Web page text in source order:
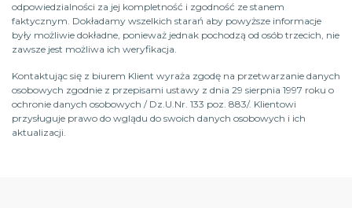
odpowiedzialności za jej kompletność i zgodność ze stanem
faktycznym. Dokładamy wszelkich starań aby powyższe informacje
były możliwie dokładne, ponieważ jednak pochodzą od osób trzecich, nie
zawsze jest możliwa ich weryfikacja.
Kontaktując się z biurem Klient wyraża zgodę na przetwarzanie danych
osobowych zgodnie z przepisami ustawy z dnia 29 sierpnia 1997 roku o
ochronie danych osobowych / Dz.U.Nr. 133 poz. 883/. Klientowi
przysługuje prawo do wglądu do swoich danych osobowych i ich
aktualizacji.